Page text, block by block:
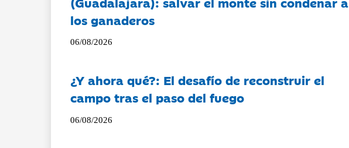
los ganaderos
06/08/2026
¿Y ahora qué?: El desafío de reconstruir el
campo tras el paso del fuego
06/08/2026